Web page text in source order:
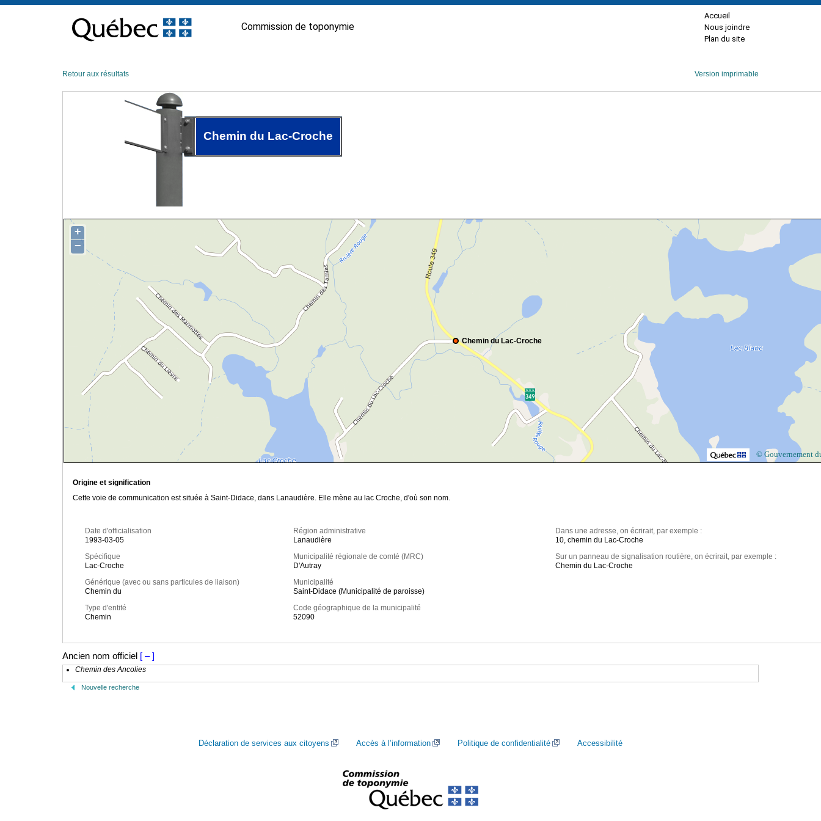
contenu
Commission de toponymie
Accueil
Nous joindre
Plan du site
Retour aux résultats Version imprimable
Chemin du Lac-Croche
Chemin du Lac-Croche
+
−
© Gouvernement
Origine et signification
Cette voie de communication est située à Saint-Didace, dans Lanaudière. Elle mène au lac Croche, d'où son nom.
Date d'officialisation
1993-03-05
Spécifique
Lac-Croche
Générique (avec ou sans particules de liaison)
Chemin du
Type d'entité
Chemin
Région administrative
Lanaudière
Municipalité régionale de comté (MRC)
D'Autray
Municipalité
Saint-Didace (Municipalité de paroisse)
Code géographique de la municipalité
52090
Dans une adresse, on écrirait, par exemple :
10, chemin du Lac-Croche
Sur un panneau de signalisation routière, on écrirait, par exemple :
Chemin du Lac-Croche
Ancien nom officiel [ – ]
Chemin des Ancolies
Nouvelle recherche
Déclaration de services aux citoyens Accès à l’information Politique de confidentialité Accessibilité